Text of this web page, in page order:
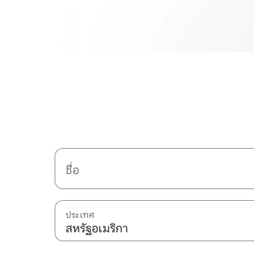
ชื่อ
ประเทศ
สหรัฐอเมริกา